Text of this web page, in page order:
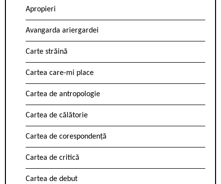
Apropieri
Avangarda ariergardei
Carte străină
Cartea care-mi place
Cartea de antropologie
Cartea de călătorie
Cartea de corespondență
Cartea de critică
Cartea de debut